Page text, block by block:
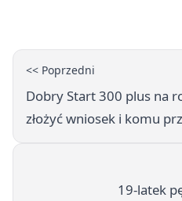
<< Poprzedni
Dobry Start 300 plus na
złożyć wniosek i komu
19-latek